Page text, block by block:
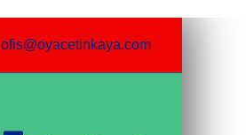
ofis@oyacetinkaya.com